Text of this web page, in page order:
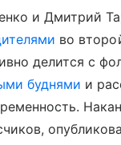
и Дмитрий
во
делится с
буднями и